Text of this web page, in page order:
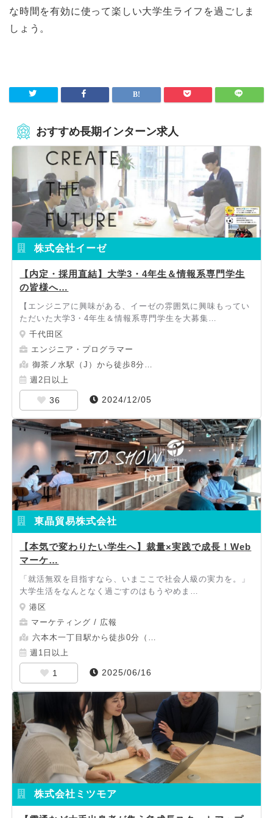
な時間を有効に使って楽しい大学生ライフを過ごしま
しょう。
おすすめ長期インターン求人
株式会社イーゼ
【内定・採用直結】大学3・4年生＆情報系専門学生
の皆様へ…
【エンジニアに興味がある、イーゼの雰囲気に興味もってい
ただいた大学3・4年生＆情報系専門学生を大募集…
千代田区
エンジニア・プログラマー
御茶ノ水駅（J）から徒歩8分…
週2日以上
36 2024/12/05
東晶貿易株式会社
【本気で変わりたい学生へ】裁量×実践で成長！Web
マーケ…
「就活無双を目指すなら、いまここで社会人級の実力を。」
大学生活をなんとなく過ごすのはもうやめま…
港区
マーケティング / 広報
六本木一丁目駅から徒歩0分（…
週1日以上
1 2025/06/16
株式会社ミツモア